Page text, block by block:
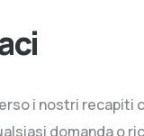
i nostri recapiti
domanda o